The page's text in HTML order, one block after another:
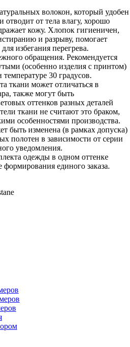
волокон, который удобен
отводит от тела влагу, хорошо
кожу. Хлопок гигиеничен,
и разрыву, помогает
избегания перегрева.
обращения. Рекомендуется
(особенно изделия с принтом)
30 градусов.
может отличаться в
также могут быть
оттенков разных деталей
ткани не считают это браком,
особенностями производства.
быть изменена (в рамках допуска)
полотен в зависимости от серии
уведомления.
одежды в одном оттенке
формирования единого заказа.